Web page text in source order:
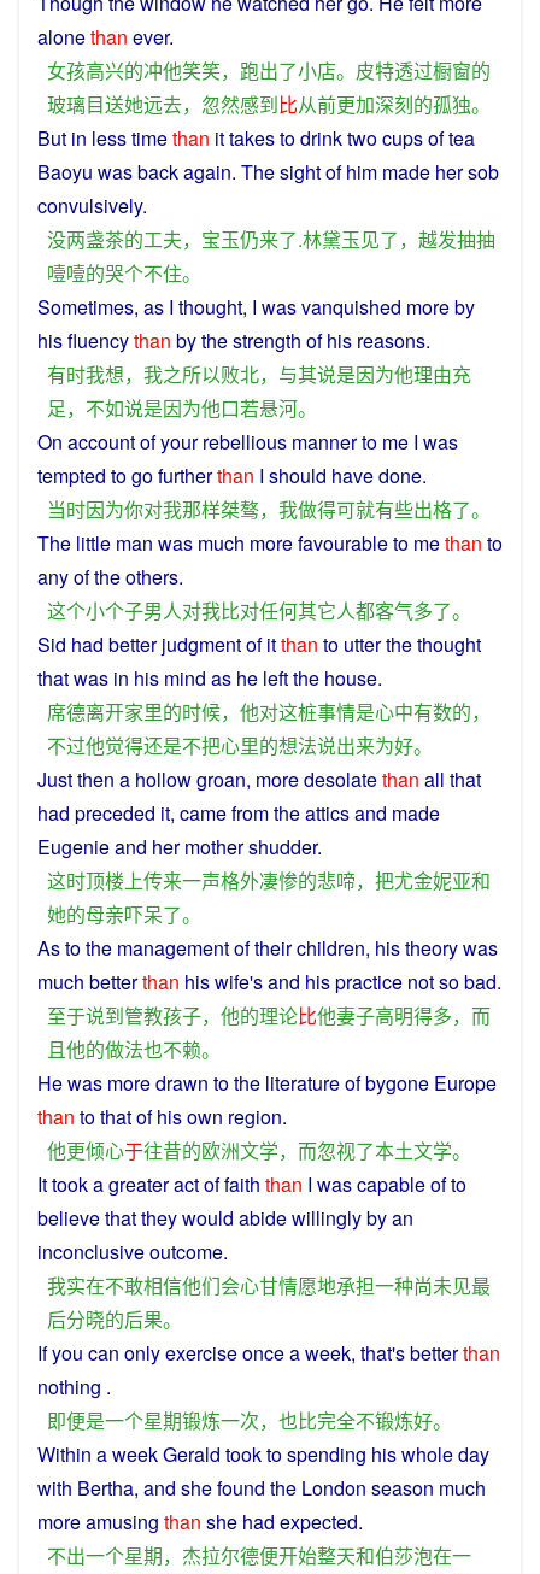
alonethan ever.
女孩高兴的冲他笑笑， 跑出了小店。 皮特透过橱窗的
玻璃目送她远去， 忽然感到比从前更加深刻的孤独。
But in lesstimethan ittakestodrinktwocupsoftea
Baoyu wasbackagain. Thesightof him made hersob
convulsively.
没两盏茶的工夫， 宝玉仍来了.林黛玉见了， 越发抽抽
噎噎的哭个不住。
Sometimes, as I thought, I wasvanquished more by
hisfluencythan by thestrength of his reasons.
有时我想， 我之所以败北， 与其说是因为他理由充
足， 不如说是因为他口若悬河。
On account ofyour rebellious manner to me I was
tempted to go furtherthan I should havedone.
当时因为你对我那样桀骜， 我做得可就有些出格了。
The little man was much morefavourableto methan to
any of the others.
这个小个子男人对我比对任何其它人都客气多了。
Sid had better judgmentofitthan to utterthethought
thatwas in his mind as he leftthe house.
席德离开家里的时候， 他对这桩事情是心中有数的，
不过他觉得还是不把心里的想法说出来为好。
Justthen a hollowgroan, moredesolatethan all that
had preceded it, camefrom theatticsand made
Eugenieand her mothershudder.
这时顶楼上传来一声格外凄惨的悲啼， 把尤金妮亚和
她的母亲吓呆了。
Asto the managementof theirchildren, histheorywas
much betterthan hiswife'sand hispractice not sobad.
至于说到管教孩子， 他的理论比他妻子高明得多， 而
且他的做法也不赖。
Hewas moredrawn to the literatureofbygone Europe
than to that of his own region.
他更倾心于往昔的欧洲文学， 而忽视了本土文学。
Ittookagreater act offaith than I wascapable of to
believethattheywould abidewillinglybyan
inconclusiveoutcome.
我实在不敢相信他们会心甘情愿地承担一种尚未见最
后分晓的后果。
Ifyou can onlyexerciseonceaweek, that'sbetterthan
nothing .
即便是一个星期锻炼一次， 也比完全不锻炼好。
Within aweekGerald tooktospending his wholeday
with Bertha, and shefound the London season much
moreamusing than she had expected.
不出一个星期， 杰拉尔德便开始整天和伯莎泡在一